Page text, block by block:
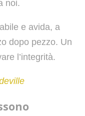
noi.
e avida, a
dopo pezzo. Un
l’integrità.